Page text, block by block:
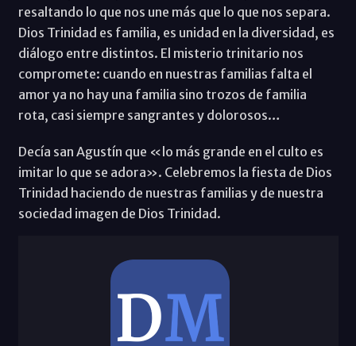
resaltando lo que nos une más que lo que nos separa.
Dios Trinidad es familia, es unidad en la diversidad, es
diálogo entre distintos. El misterio trinitario nos
compromete: cuando en nuestras familias falta el
amor ya no hay una familia sino trozos de familia
rota, casi siempre sangrantes y dolorosos…
Decía san Agustín que «lo más grande en el culto es
imitar lo que se adora». Celebremos la fiesta de Dios
Trinidad haciendo de nuestras familias y de nuestra
sociedad imagen de Dios Trinidad.